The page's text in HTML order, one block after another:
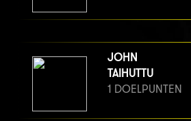
JOHN
TAIHUTTU
1 DOELPUNTEN